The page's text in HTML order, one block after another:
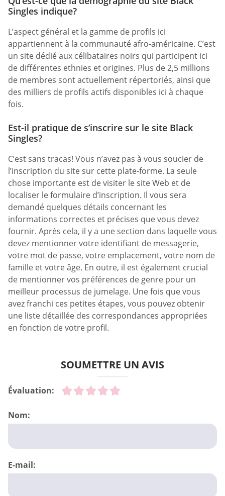
Singles indique?
L’aspect général et la gamme de profils ici
appartiennent à la communauté afro-américaine. C’est
un site dédié aux célibataires noirs qui participent ici
de différentes ethnies et origines. Plus de 2,5 millions
de membres sont actuellement répertoriés, ainsi que
des milliers de profils actifs disponibles ici à chaque
fois.
Est-il pratique de s’inscrire sur le site Black
Singles?
C’est sans tracas! Vous n’avez pas à vous soucier de
l’inscription du site sur cette plate-forme. La seule
chose importante est de visiter le site Web et de
localiser le formulaire d’inscription. Il vous sera
demandé quelques détails concernant les
informations correctes et précises que vous devez
fournir. Après cela, il y a une section dans laquelle vous
devez mentionner votre identifiant de messagerie,
votre mot de passe, votre emplacement, votre nom de
famille et votre âge. En outre, il est également crucial
de mentionner vos préférences de genre pour un
meilleur processus de jumelage. Une fois que vous
avez franchi ces petites étapes, vous pouvez obtenir
une liste détaillée des correspondances appropriées
en fonction de votre profil.
SOUMETTRE UN AVIS
Évaluation:
Nom:
E-mail: